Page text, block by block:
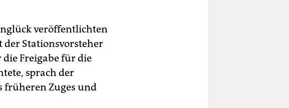
veröffentlichten
Stationsvorsteher
Freigabe für die
sprach der
früheren Zuges und